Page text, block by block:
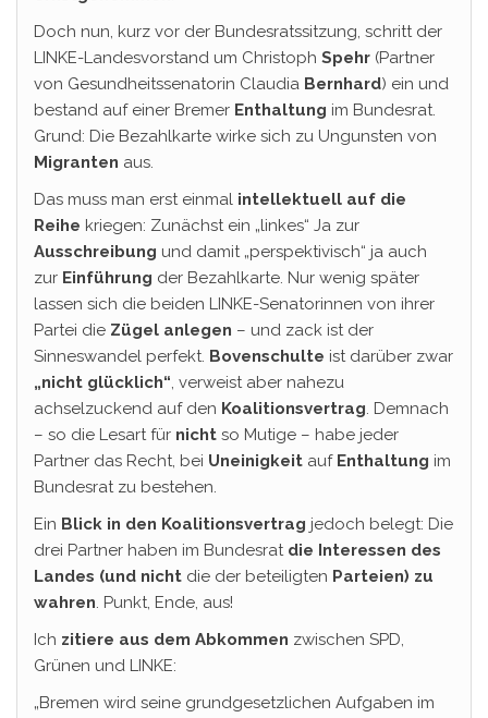
Doch nun, kurz vor der Bundesratssitzung, schritt der
LINKE-Landesvorstand um Christoph Spehr (Partner
von Gesundheitssenatorin Claudia Bernhard) ein und
bestand auf einer Bremer Enthaltung im Bundesrat.
Grund: Die Bezahlkarte wirke sich zu Ungunsten von
Migranten aus.
Das muss man erst einmal intellektuell auf die
Reihe kriegen: Zunächst ein „linkes“ Ja zur
Ausschreibung und damit „perspektivisch“ ja auch
zur Einführung der Bezahlkarte. Nur wenig später
lassen sich die beiden LINKE-Senatorinnen von ihrer
Partei die Zügel anlegen – und zack ist der
Sinneswandel perfekt. Bovenschulte ist darüber zwar
„nicht glücklich“, verweist aber nahezu
achselzuckend auf den Koalitionsvertrag. Demnach
– so die Lesart für nicht so Mutige – habe jeder
Partner das Recht, bei Uneinigkeit auf Enthaltung im
Bundesrat zu bestehen.
Ein Blick in den Koalitionsvertrag jedoch belegt: Die
drei Partner haben im Bundesrat die Interessen des
Landes (und nicht die der beteiligten Parteien) zu
wahren. Punkt, Ende, aus!
Ich zitiere aus dem Abkommen zwischen SPD,
Grünen und LINKE:
„Bremen wird seine grundgesetzlichen Aufgaben im